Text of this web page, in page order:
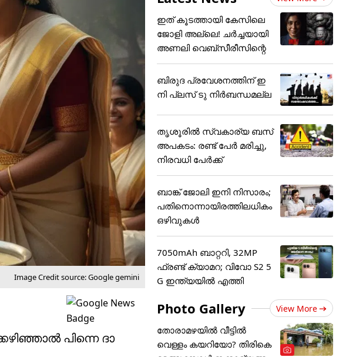
Image Credit source: Google gemini
പിന്നെ ദാ
ഇത് കൂടത്തായി കേസിലെ
ജോളി അല്ലെ! ചർച്ചയായി
അണലി വെബ്സീരീസിന്റെ
ബിരുദ പ്രവേശനത്തിന് ഇ
നി പ്ലസ് ടു നിർബന്ധമല്ല
തൃശൂരിൽ സ്വകാര്യ ബസ്
അപകടം: രണ്ട് പേർ മരിച്ചു,
നിരവധി പേർക്ക്
ബാങ്ക് ജോലി ഇനി നിസാരം;
പതിനൊന്നായിരത്തിലധികം
ഒഴിവുകൾ
7050mAh ബാറ്ററി, 32MP
ഫ്രണ്ട് ക്യാമറ; വിവോ S2 5
G ഇന്ത്യയിൽ എത്തി
Photo Gallery View More
തോരാമഴയിൽ വീട്ടിൽ
വെള്ളം കയറിയോ? തിരികെ